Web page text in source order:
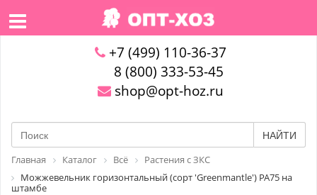
+7 (499) 110-36-37
8 (800) 333-53-45
shop@opt-hoz.ru
НАЙТИ
Главная Каталог Всё
Растения с ЗКС
Можжевельник горизонтальный (сорт 'Greenmantle') PA75 на
штамбе